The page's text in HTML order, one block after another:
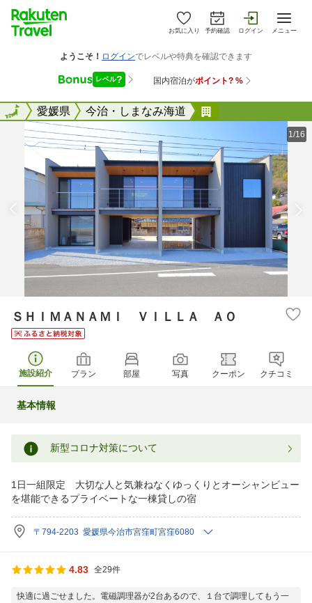
お気に入り 予約確認 ログイン メニュー
全国愛媛県 今治・しまなみ海道
全国
1/16
ＳＨＩＭＡＮＡＭＩ ＶＩＬＬＡ ＡＯ
施設紹介 プラン 部屋 写真 クーポン クチコミ
基本情報
新型コロナ対策について
1日一組限定 大切な人と気兼ねなくゆっくりとオーシャンビュー
を堪能できるプライベートな一棟貸しの宿
〒794-2203 愛媛県今治市宮窪町宮窪6080
4.83 全29件
快適に過ごせました。電磁調理器が2台あるので、１台で調理してもう一